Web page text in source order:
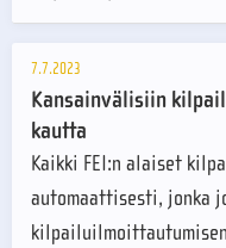
7.7.2023
Kansainvälisiin
kautta
Kaikki FEI:n alaiset
automaattisesti, jonka